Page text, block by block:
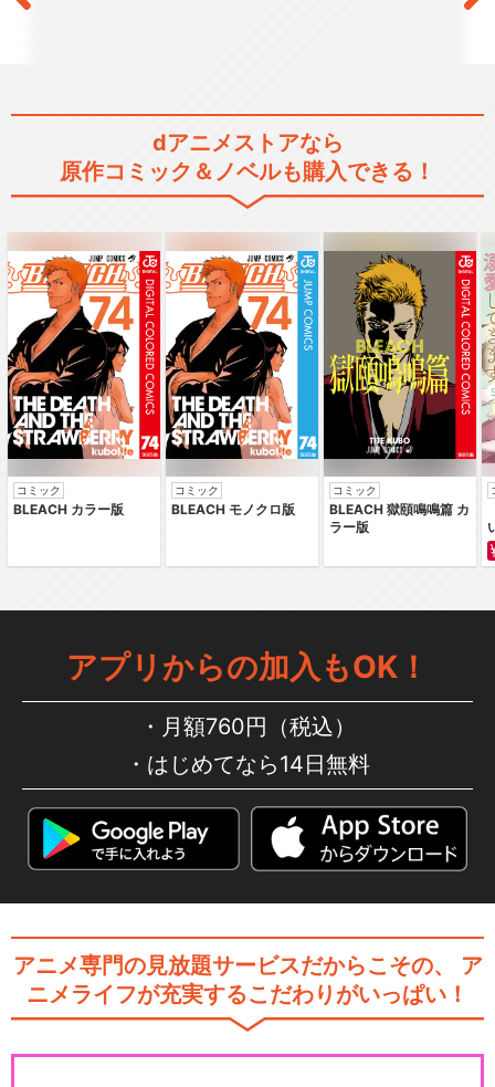
dアニメストアなら
原作コミック＆ノベルも購入できる！
コミック
BLEACH カラー版
コミック
BLEACH モノクロ版
コミック
BLEACH 獄頤鳴鳴篇 カ
ラー版
アプリからの加入もOK！
月額760円（税込）
はじめてなら14日無料
アニメ専門の見放題サービスだからこその、
ア
ニメライフが充実するこだわりがいっぱい！